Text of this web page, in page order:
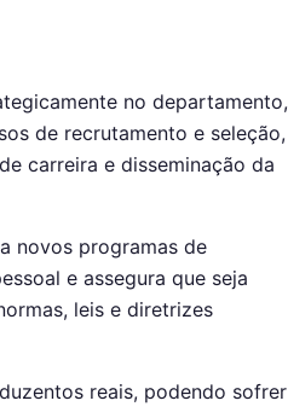
no departamento,
de recrutamento e seleção,
carreira e disseminação da
novos programas de
e assegura que seja
leis e diretrizes
reais, podendo sofrer